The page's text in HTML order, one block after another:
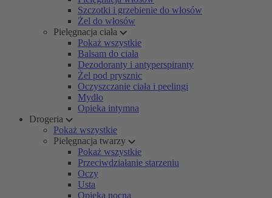
Szczotki i grzebienie do włosów
Żel do włosów
Pielęgnacja ciała
Pokaż wszystkie
Balsam do ciała
Dezodoranty i antyperspiranty
Żel pod prysznic
Oczyszczanie ciała i peelingi
Mydło
Opieka intymna
Drogeria
Pokaż wszystkie
Pielęgnacja twarzy
Pokaż wszystkie
Przeciwdziałanie starzeniu
Oczy
Usta
Opieka nocna